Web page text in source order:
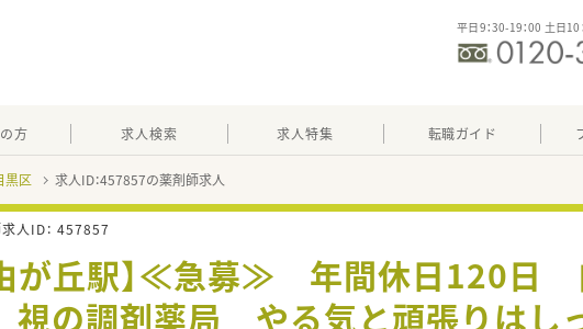
平日9：30-19：00 土日10
方 求人検索 求人特集 転職ガイド
黒区 求人ID：457857の薬剤師求人
人ID： 457857
由が丘駅】≪急募≫ 年間休日120日
視の調剤薬局 やる気と頑張りはし